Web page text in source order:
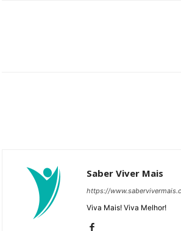
Saber Viver Mais
https://
Viva Mais! Viva Melhor!